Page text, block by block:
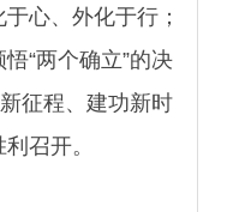
心、外化于行；
悟“两个确立”的决
征程、建功新时
召开。